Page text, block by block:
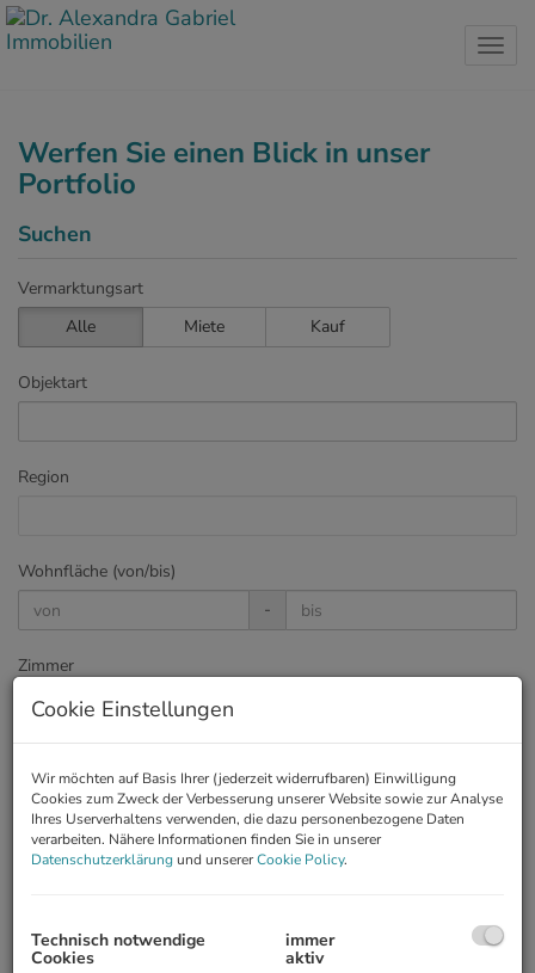
Werfen Sie einen Blick in unser
Portfolio
Suchen
Vermarktungsart
Alle
Miete Kauf
Objektart
Region
Wohnfläche (von/bis)
-
Zimmer
-
Land
Garten
Cookie Einstellungen
Wir möchten auf Basis Ihrer (jederzeit widerrufbaren) Einwilligung
Cookies zum Zweck der Verbesserung unserer Website sowie zur Analyse
Ihres Userverhaltens verwenden, die dazu personenbezogene Daten
verarbeiten. Nähere Informationen finden Sie in unserer
Datenschutzerklärungund unsererCookie Policy.
Technisch notwendige
Cookies
immer
aktiv